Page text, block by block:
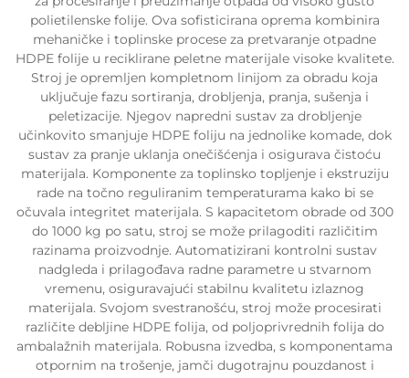
polietilenske folije. Ova sofisticirana oprema kombinira
mehaničke i toplinske procese za pretvaranje otpadne
HDPE folije u reciklirane peletne materijale visoke kvalitete.
Stroj je opremljen kompletnom linijom za obradu koja
uključuje fazu sortiranja, drobljenja, pranja, sušenja i
peletizacije. Njegov napredni sustav za drobljenje
učinkovito smanjuje HDPE foliju na jednolike komade, dok
sustav za pranje uklanja onečišćenja i osigurava čistoću
materijala. Komponente za toplinsko topljenje i ekstruziju
rade na točno reguliranim temperaturama kako bi se
očuvala integritet materijala. S kapacitetom obrade od 300
do 1000 kg po satu, stroj se može prilagoditi različitim
razinama proizvodnje. Automatizirani kontrolni sustav
nadgleda i prilagođava radne parametre u stvarnom
vremenu, osiguravajući stabilnu kvalitetu izlaznog
materijala. Svojom svestranošću, stroj može procesirati
različite debljine HDPE folija, od poljoprivrednih folija do
ambalažnih materijala. Robusna izvedba, s komponentama
otpornim na trošenje, jamči dugotrajnu pouzdanost i